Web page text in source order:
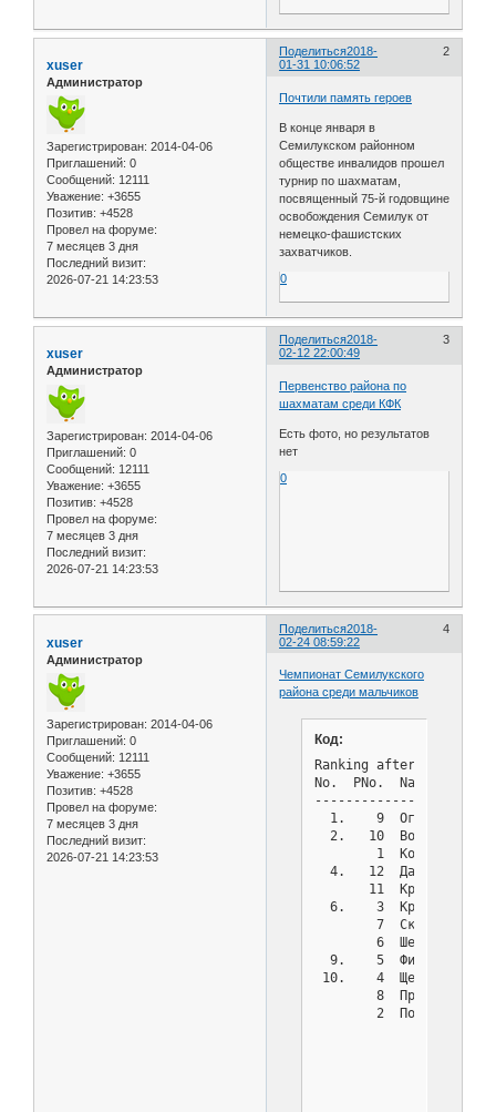
Поделиться 2
2018-
01-31 10:06:52
xuser
Администратор
Зарегистрирован: 2014-04-06
Приглашений: 0
Сообщений: 12111
Уважение: +3655
Позитив: +4528
Провел на форуме:
7 месяцев 3 дня
Последний визит:
2026-07-21 14:23:53
Почтили память героев
В конце января в
Семилукском районном
обществе инвалидов прошел
турнир по шахматам,
посвященный 75-й годовщине
освобождения Семилук от
немецко-фашистских
захватчиков.
0
Поделиться 3
2018-
02-12 22:00:49
xuser
Администратор
Зарегистрирован: 2014-04-06
Приглашений: 0
Сообщений: 12111
Уважение: +3655
Позитив: +4528
Провел на форуме:
7 месяцев 3 дня
Последний визит:
2026-07-21 14:23:53
Первенство района по
шахматам среди КФК
Есть фото, но результатов
нет
0
Поделиться 4
2018-
02-24 08:59:22
xuser
Администратор
Зарегистрирован: 2014-04-06
Приглашений: 0
Сообщений: 12111
Уважение: +3655
Позитив: +4528
Провел на форуме:
7 месяцев 3 дня
Последний визит:
2026-07-21 14:23:53
Чемпионат Семилукского
района среди мальчиков
Код:
Ranking after round 5 of
No.  PNo.  Name
1.    9  Оганян
2.   10  Волдырев
1  Косарев
4.   12  Данилов
11  Краюхин
6.    3  Кравчун
7  Скогорев
6  Шевалдин
9.    5  Филиппов
10.    4
8  Просветов